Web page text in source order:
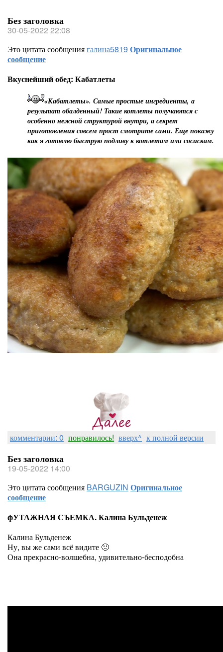
Без заголовка
30-05-2022 22:08
Это цитата сообщениягалина5819 Оригинальное
сообщение
Вкуснейший обед: Кабатлеты
«Кабатлеты». Самые простые ингредиенты, а
результат обалденный! Такие котлеты получаются с
особенно нежной структурой внутри, а секрет
приготовления совсем прост смотрите сами. Еще покажу
как я готовлю быструю подливу к котлетам или сосискам.
комментарии: 0 понравилось! вверх^ к полной версии
Без заголовка
19-05-2022 14:00
Это цитата сообщения BARGUZIN Оригинальное
сообщение
фУТАЖНАЯ СЪЕМКА. Калина Бульденеж
Калина Бульденеж
Ну, вы же сами всё видите 🙂
Она прекрасно-волшебна, удивительно-бесподобна